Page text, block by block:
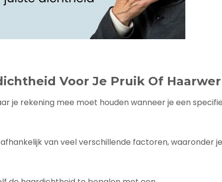
Voor Je Pruik Of
je rekening mee moet houden wanneer je een
van veel verschillende factoren, waaronder je